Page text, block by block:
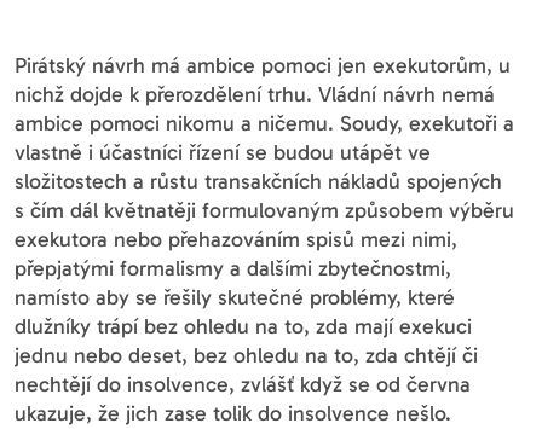
Pirátský návrh má ambice pomoci jen exekutorům, u
nichž dojde k přerozdělení trhu. Vládní návrh nemá
ambice pomoci nikomu a ničemu. Soudy, exekutoři a
vlastně i účastníci řízení se budou utápět ve
složitostech a růstu transakčních nákladů spojených
s čím dál květnatěji formulovaným způsobem výběru
exekutora nebo přehazováním spisů mezi nimi,
přepjatými formalismy a dalšími zbytečnostmi,
namísto aby se řešily skutečné problémy, které
dlužníky trápí bez ohledu na to, zda mají exekuci
jednu nebo deset, bez ohledu na to, zda chtějí či
nechtějí do insolvence, zvlášť když se od června
ukazuje, že jich zase tolik do insolvence nešlo.